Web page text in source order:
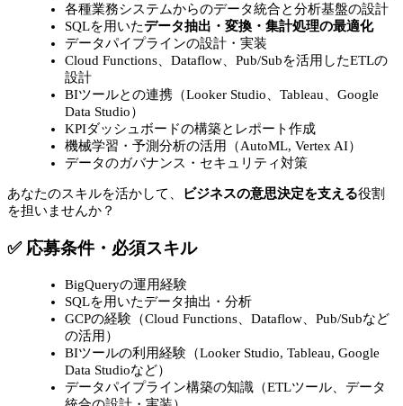
各種業務システムからのデータ統合と分析基盤の設計
SQLを用いたデータ抽出・変換・集計処理の最適化
データパイプラインの設計・実装
Cloud Functions、Dataflow、Pub/Subを活用したETLの
設計
BIツールとの連携（Looker Studio、Tableau、Google
Data Studio）
KPIダッシュボードの構築とレポート作成
機械学習・予測分析の活用（AutoML, Vertex AI）
データのガバナンス・セキュリティ対策
あなたのスキルを活かして、 ビジネスの意思決定を支える役割
を担いませんか？
✅ 応募条件・必須スキル
BigQueryの運用経験
SQLを用いたデータ抽出・分析
GCPの経験（Cloud Functions、Dataflow、Pub/Subなど
の活用）
BIツールの利用経験（Looker Studio, Tableau, Google
Data Studioなど）
データパイプライン構築の知識（ETLツール、データ